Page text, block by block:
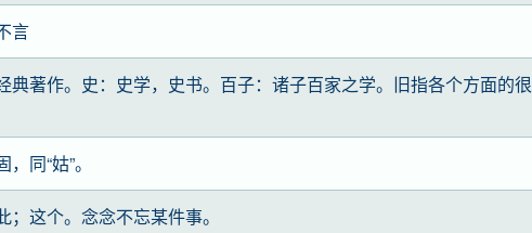
言
典著作。史：史学，史书。百子：诸子百家之学。旧指各个方面的很
同“姑”。
这个。念念不忘某件事。